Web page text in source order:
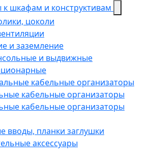
к шкафам и конструктивам
цоколи
и заземление
и выдвижные
кабельные организаторы
кабельные организаторы
кабельные организаторы
вводы, планки заглушки
аксессуары